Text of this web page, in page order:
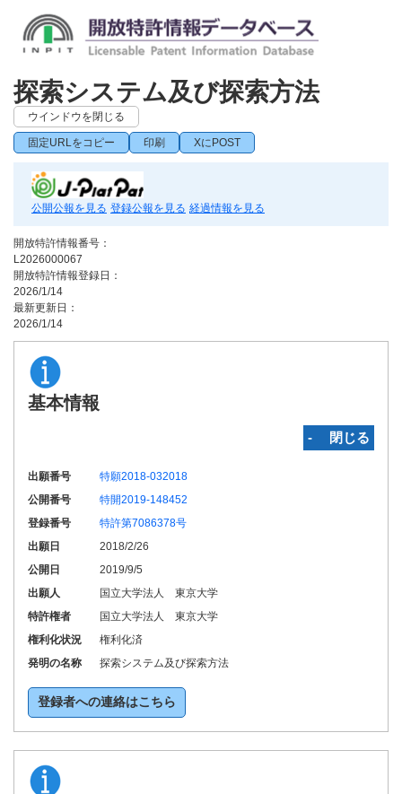
探索システム及び探索方法
ウインドウを閉じる
固定URLをコピー 印刷 XにPOST
公開公報を見る 登録公報を見る 経過情報を見る
開放特許情報番号：
L2026000067
開放特許情報登録日：
2026/1/14
最新更新日：
2026/1/14
基本情報
‐ 閉じる
出願番号
特願2018-032018
公開番号
特開2019-148452
登録番号
特許第7086378号
出願日
2018/2/26
公開日
2019/9/5
出願人
国立大学法人 東京大学
特許権者
国立大学法人 東京大学
権利化状況
権利化済
発明の名称
探索システム及び探索方法
登録者への連絡はこちら